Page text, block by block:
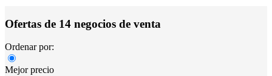
Ofertas de 14 negocios de venta
Ordenar por:
Mejor precio